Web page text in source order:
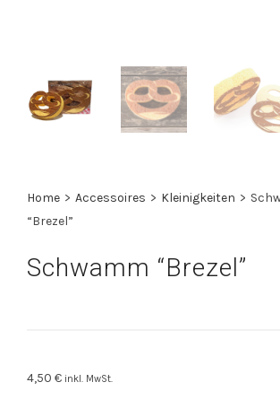
Home > Accessoires > Kleinigkeiten >
“Brezel”
Schwamm “Brezel”
4,50 € inkl. MwSt.